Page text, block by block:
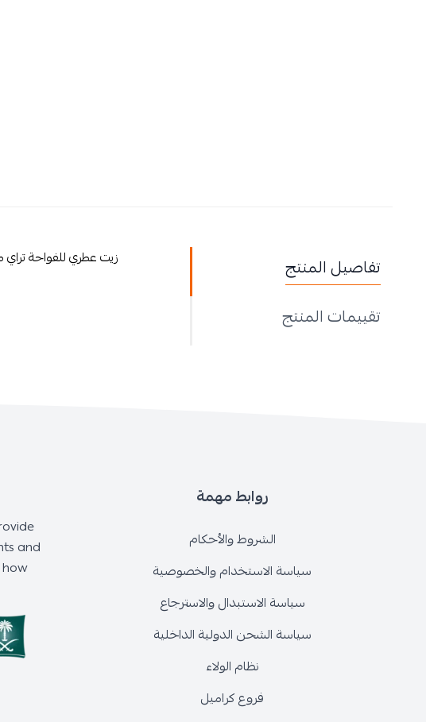
تفاصيل المنتج
تقييمات المنتج
زيت عطري للفواحة
روابط مهمة
الشروط والأحكام
سياسة الاستخدام والخصوصية
سياسة الاستبدال والاسترجاع
سياسة الشحن الدولية الداخلية
نظام الولاء
فروع كراميل
and